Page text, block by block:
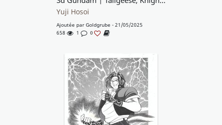
Yuji Hosoi
Ajoutée par Goldgrube - 21/05/2025
658
1 0